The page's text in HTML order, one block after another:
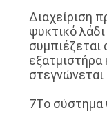
∆ιαχείριση
ψυκτικό
συμπιέζεται
εξατμιστήρα
7Το σύστημα